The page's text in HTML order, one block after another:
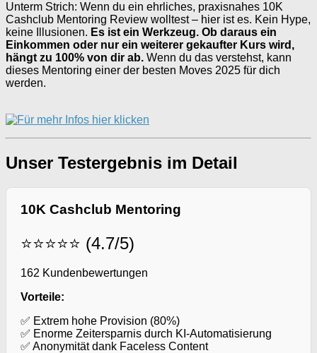
Unterm Strich: Wenn du ein ehrliches, praxisnahes 10K
Cashclub Mentoring Review wolltest – hier ist es. Kein Hype,
keine Illusionen. Es ist ein Werkzeug. Ob daraus ein
Einkommen oder nur ein weiterer gekaufter Kurs wird,
hängt zu 100% von dir ab. Wenn du das verstehst, kann
dieses Mentoring einer der besten Moves 2025 für dich
werden.
Unser Testergebnis im Detail
10K Cashclub Mentoring
⭐⭐⭐⭐⭐ (4.7/5)
162 Kundenbewertungen
Vorteile:
✅ Extrem hohe Provision (80%)
✅ Enorme Zeitersparnis durch KI-Automatisierung
✅ Anonymität dank Faceless Content